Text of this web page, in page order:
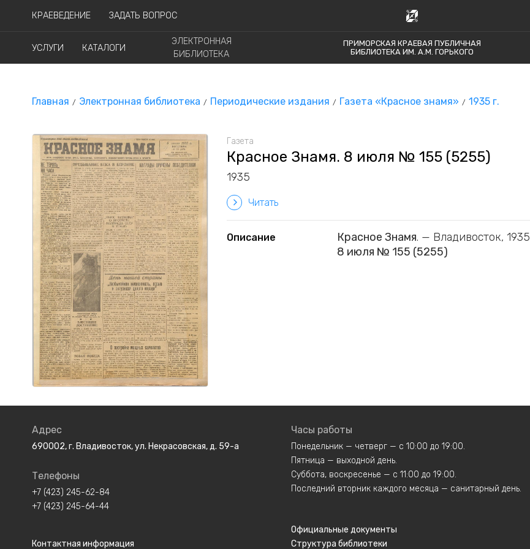
КРАЕВЕДЕНИЕ ЗАДАТЬ ВОПРОС
УСЛУГИ КАТАЛОГИ
ЭЛЕКТРОННАЯ
БИБЛИОТЕКА
ПРИМОРСКАЯ КРАЕВАЯ ПУБЛИЧНАЯ
БИБЛИОТЕКА ИМ. А.М. ГОРЬКОГО
Главная Электронная библиотека Периодические издания Газета «Красное знамя» 1935 г.
Газета
Красное Знамя. 8 июля № 155 (5255)
1935
Читать
Описание Красное Знамя. — Владивосток, 1935
8 июля № 155 (5255)
Адрес
690002, г. Владивосток, ул. Некрасовская, д. 59-а
Телефоны
+7 (423) 245-62-84
+7 (423) 245-64-44
Контактная информация
Часы работы
Понедельник — четверг — с 10:00 до 19:00.
Пятница — выходной день.
Суббота, воскресенье — с 11:00 до 19:00.
Последний вторник каждого месяца — санитарный день.
Официальные документы
Структура библиотеки